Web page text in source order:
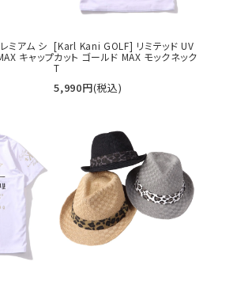
ミアム シ
キャップ
[Karl Kani GOLF] リミテッド UV
カット ゴールド MAX モックネック
T
5,990円(税込)